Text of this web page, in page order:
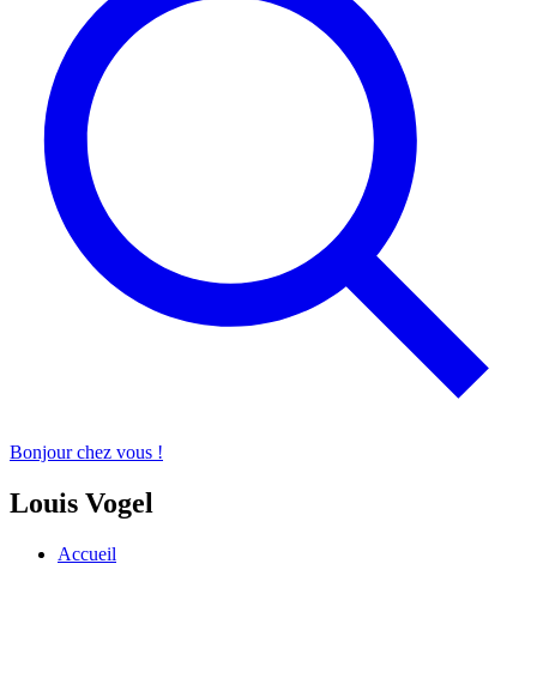
Bonjour chez vous !
Louis Vogel
Accueil